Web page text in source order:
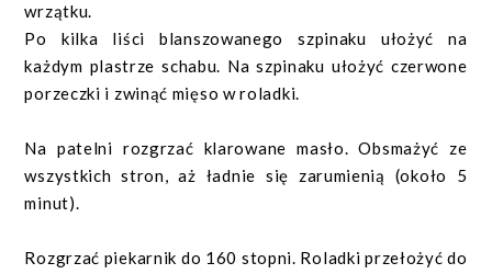
wrzątku.
Po kilka liści blanszowanego szpinaku ułożyć na
każdym plastrze schabu. Na szpinaku ułożyć czerwone
porzeczki i zwinąć mięso w roladki.
Na patelni rozgrzać klarowane masło. Obsmażyć ze
wszystkich stron, aż ładnie się zarumienią (około 5
minut).
Rozgrzać piekarnik do 160 stopni. Roladki przełożyć do